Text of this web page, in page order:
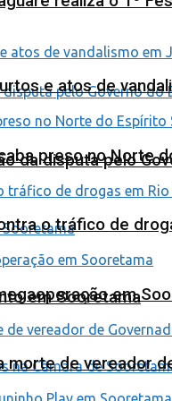
da disputa pelo
em Sooretama
e atos de
preso no Norte
o tráfico de
em
de vereador